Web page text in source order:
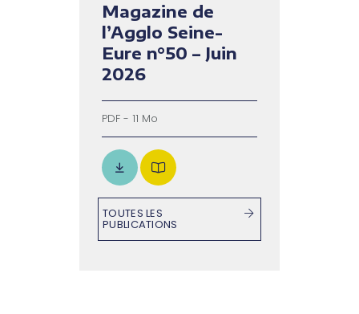
Magazine de
l’Agglo Seine-
Eure n°50 – Juin
2026
PDF - 11 Mo
TOUTES LES
PUBLICATIONS